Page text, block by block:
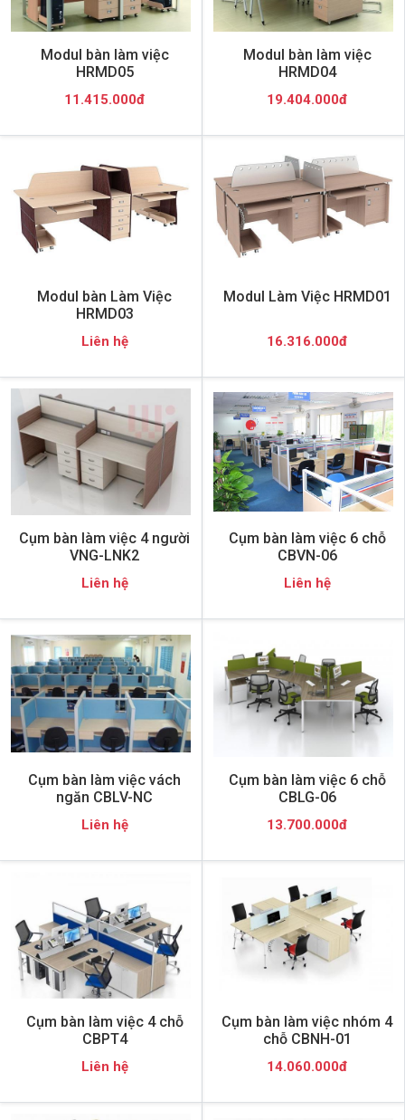
Modul bàn làm việc
HRMD05
11.415.000đ
Modul bàn làm việc
HRMD04
19.404.000đ
Modul bàn Làm Việc
HRMD03
Liên hệ
Modul Làm Việc HRMD01
16.316.000đ
Cụm bàn làm việc 4 người
VNG-LNK2
Liên hệ
Cụm bàn làm việc 6 chỗ
CBVN-06
Liên hệ
Cụm bàn làm việc vách
ngăn CBLV-NC
Liên hệ
Cụm bàn làm việc 6 chỗ
CBLG-06
13.700.000đ
Cụm bàn làm việc 4 chỗ
CBPT4
Liên hệ
Cụm bàn làm việc nhóm 4
chỗ CBNH-01
14.060.000đ